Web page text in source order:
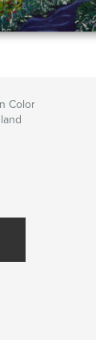
Color